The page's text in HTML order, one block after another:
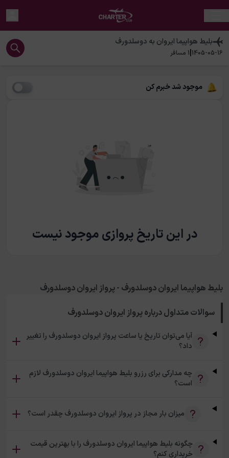
بلیط هواپیماایروان به دوسلدورف
1405-05-16
|
1 مسافر
موجود شد خبرم کن
در این تاریخ پروازی موجود نیست
بلیط هواپیما ایروان دوسلدورف - پرواز ایروان دوسلدورف
سوالات متداول دربارهپرواز ایروان دوسلدورف
آیا می‌توان تاریخ یا ساعت پرواز ایروان دوسلدورف را تغییر
داد؟
چه مدارکی برای رزرو بلیط هواپیما ایروان دوسلدورف لازم
است؟
میزان بار مجاز در پرواز ایروان دوسلدورف چقدر است؟
چگونه بلیط هواپیما ایروان دوسلدورف را با بهترین قیمت
خریداری کنم؟